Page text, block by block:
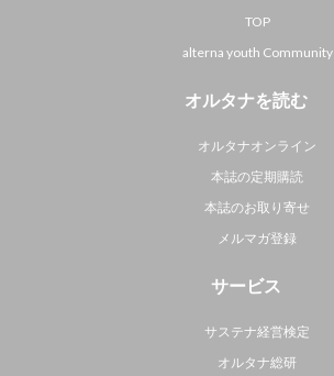
TOP
alterna youth Community
オルタナを読む
オルタナオンライン
本誌の定期購読
本誌のお取り寄せ
メルマガ登録
サービス
サステナ経営検定
オルタナ総研